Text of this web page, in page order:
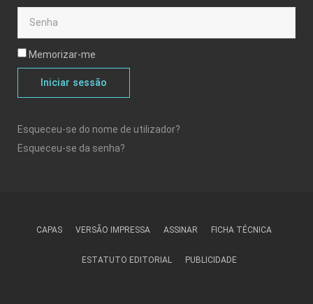
Memorizar-me
Iniciar sessão
Esqueceu-se do nome de utilizador?
Esqueceu-se da senha?
CAPAS VERSÃO IMPRESSA ASSINAR FICHA TÉCNICA
ESTATUTO EDITORIAL PUBLICIDADE